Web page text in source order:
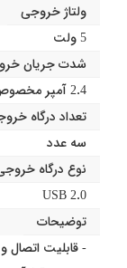
ولتاژ خروجی
5 ولت
شدت جریان
2.4 آمپر مخصوص تبلت و موبایل
تعداد درگاه
سه عدد
نوع درگاه
USB 2.0
توضیحات